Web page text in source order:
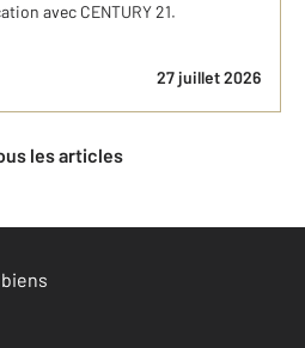
avec CENTURY 21.
27 juillet 2026
les articles